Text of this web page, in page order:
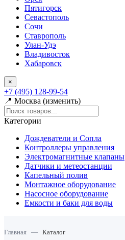
Пятигорск
Севастополь
Сочи
Ставрополь
Улан-Удэ
Владивосток
Хабаровск
×
+7 (495) 128-99-54
📍 Москва (изменить)
Категории
Дождеватели и Сопла
Контроллеры управления
Электромагнитные клапаны
Датчики и метеостанции
Капельный полив
Монтажное оборудование
Насосное оборудование
Емкости и баки для воды
Главная — Каталог